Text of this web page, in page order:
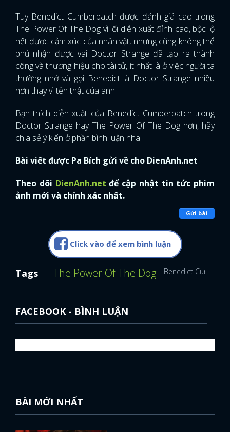
Tuy Benedict Cumberbatch được đánh giá cao trong
The Power Of The Dog vì lối diễn xuất đỉnh cao, bộc lộ
hết được cảm xúc của nhân vật, nhưng cũng không thể
phủ nhận được vai Doctor Strange đã tạo ra thành
công và thương hiệu cho tài tử, ít nhất là ở việc người ta
thường nhớ và gọi Benedict là Doctor Strange nhiều
hơn thay vì tên thật của anh.
Bạn thích diễn xuất của Benedict Cumberbatch trong
Doctor Strange hay The Power Of The Dog hơn, hãy
chia sẻ ý kiến ở phần bình luận nha.
Bài viết được Pa Bích gửi về cho DienAnh.net
Theo dõi DienAnh.net để cập nhật tin tức phim
ảnh mới và chính xác nhất.
Gửi bài
Click vào để xem bình luận
Tags The Power Of The Dog Benedict
FACEBOOK - BÌNH LUẬN
BÀI MỚI NHẤT